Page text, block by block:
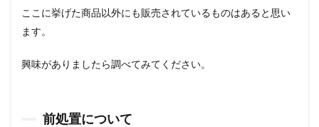
ここに挙げた商品以外にも販売されているものはあると思い
ます。
興味がありましたら調べてみてください。
前処置について